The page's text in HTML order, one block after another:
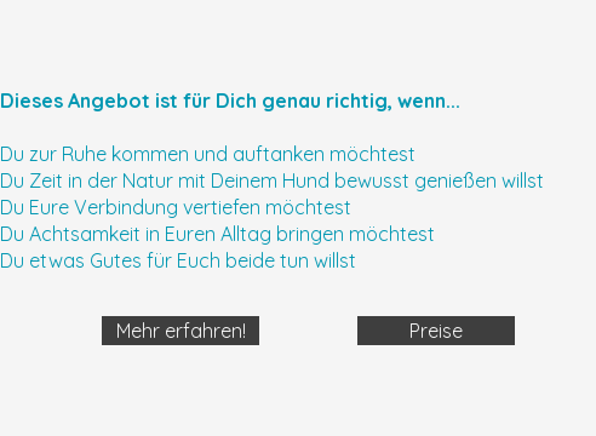
Dieses Angebot ist für Dich genau richtig, wenn...
Du zur Ruhe kommen und auftanken möchtest
Du Zeit in der Natur mit Deinem Hund bewusst genießen willst
Du Eure Verbindung vertiefen möchtest
Du Achtsamkeit in Euren Alltag bringen möchtest
Du etwas Gutes für Euch beide tun willst
Mehr erfahren! Preise